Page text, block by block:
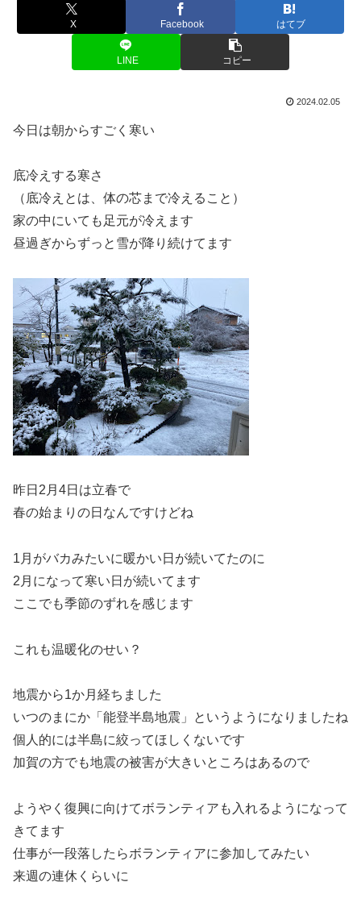
X Facebook はてブ
LINE コピー
2024.02.05
今日は朝からすごく寒い
底冷えする寒さ
（底冷えとは、体の芯まで冷えること）
家の中にいても足元が冷えます
昼過ぎからずっと雪が降り続けてます
昨日2月4日は立春で
春の始まりの日なんですけどね
1月がバカみたいに暖かい日が続いてたのに
2月になって寒い日が続いてます
ここでも季節のずれを感じます
これも温暖化のせい？
地震から1か月経ちました
いつのまにか「能登半島地震」というようになりましたね
個人的には半島に絞ってほしくないです
加賀の方でも地震の被害が大きいところはあるので
ようやく復興に向けてボランティアも入れるようになって
きてます
仕事が一段落したらボランティアに参加してみたい
来週の連休くらいに